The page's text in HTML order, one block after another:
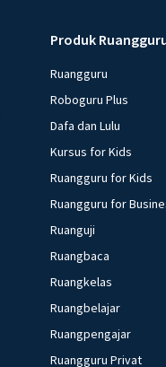
Produk
Ruangguru
Roboguru Plus
Dafa dan Lulu
Kursus for Kids
Ruangguru for Kids
Ruangguru for
Ruanguji
Ruangbaca
Ruangkelas
Ruangbelajar
Ruangpengajar
Ruangguru Privat